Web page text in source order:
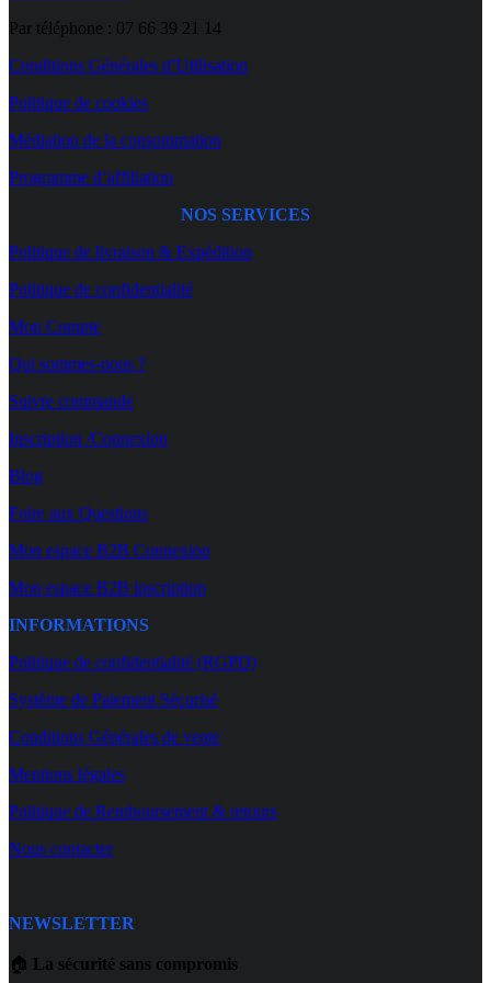
sur
la
page
du
Par téléphone : 07 66 39 21 14
Conditions Générales d’Utilisation
Politique de cookies
Médiation de la consommation
Programme d’affiliation
NOS SERVICES
Politique de livraison & Expédition
Politique de confidentialité
Mon Compte
Qui sommes-nous ?
Suivre commande
Inscription /Connexion
Blog
Foire aux Questions
Mon espace B2B Connexion
Mon espace B2B inscription
INFORMATIONS
Politique de confidentialité (RGPD)
Système de Paiement Sécurisé
Conditions Générales de vente
Mentions légales
Politique de Remboursement & retours
Nous contacter
NEWSLETTER
🏠 La sécurité sans compromis